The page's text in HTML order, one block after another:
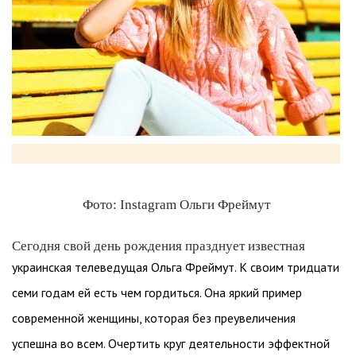
Фото: Instagram Ольги Фреймут
Сегодня свой день рождения празднует известная
украинская телеведущая Ольга Фреймут. К своим тридцати
семи годам ей есть чем гордиться. Она яркий пример
современной женщины, которая без преувеличения
успешна во всем. Очертить круг деятельности эффектной